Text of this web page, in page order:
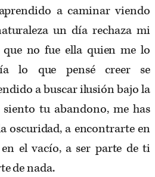
a caminar viendo
un día rechaza mi
no fue ella quien me lo
lo que pensé creer se
a buscar ilusión bajo la
tu abandono, me has
oscuridad, a encontrarte en
el vacío, a ser parte de ti
de nada.